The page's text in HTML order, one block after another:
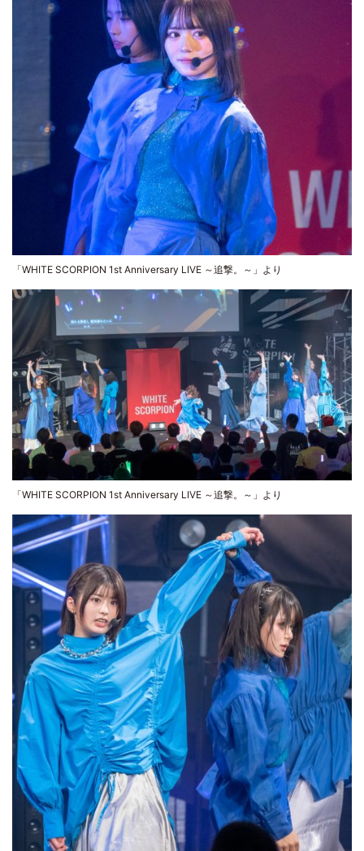
「WHITE SCORPION 1st Anniversary LIVE ～追撃。～」より
「WHITE SCORPION 1st Anniversary LIVE ～追撃。～」より